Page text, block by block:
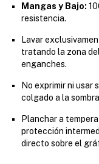
Mangas y Bajo:
resistencia.
Lavar
tratando la zona
enganches.
No exprimir ni usar
colgado a la
Planchar a
protección
directo sobre el